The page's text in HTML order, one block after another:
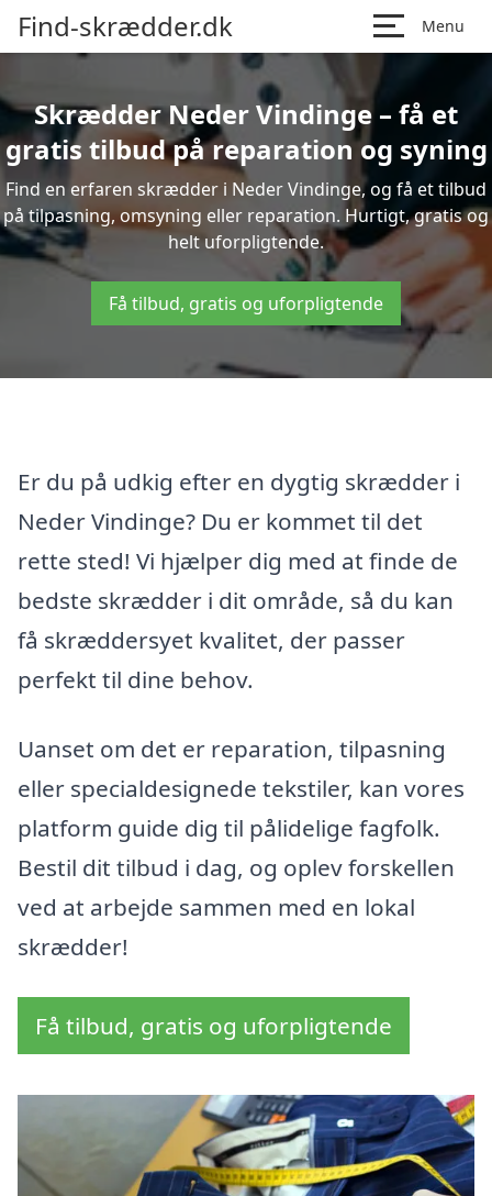
Find-skrædder.dk Menu
Skrædder Neder Vindinge – få et
gratis tilbud på reparation og syning
Find en erfaren skrædder i Neder Vindinge, og få et tilbud
på tilpasning, omsyning eller reparation. Hurtigt, gratis og
helt uforpligtende.
Få tilbud, gratis og uforpligtende
Er du på udkig efter en dygtig skrædder i
Neder Vindinge? Du er kommet til det
rette sted! Vi hjælper dig med at finde de
bedste skrædder i dit område, så du kan
få skræddersyet kvalitet, der passer
perfekt til dine behov.
Uanset om det er reparation, tilpasning
eller specialdesignede tekstiler, kan vores
platform guide dig til pålidelige fagfolk.
Bestil dit tilbud i dag, og oplev forskellen
ved at arbejde sammen med en lokal
skrædder!
Få tilbud, gratis og uforpligtende